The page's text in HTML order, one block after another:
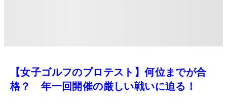
【女子ゴルフのプロテスト】何位までが合
格？ 年一回開催の厳しい戦いに迫る！